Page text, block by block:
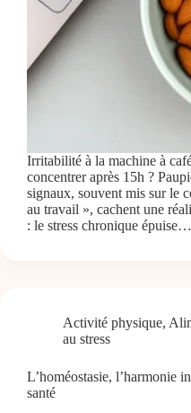
Irritabilité à la machine à
concentrer après 15h ?
signaux, souvent mis sur le
au travail », cachent une
: le stress chronique épuise…
Activité physique,
au stress
L’homéostasie, l’harmonie
santé